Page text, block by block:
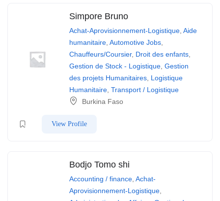
Simpore Bruno
Achat-Aprovisionnement-Logistique, Aide
humanitaire, Automotive Jobs,
Chauffeurs/Coursier, Droit des enfants,
Gestion de Stock - Logistique, Gestion
des projets Humanitaires, Logistique
Humanitaire, Transport / Logistique
Burkina Faso
View Profile
Bodjo Tomo shi
Accounting / finance, Achat-
Aprovisionnement-Logistique,